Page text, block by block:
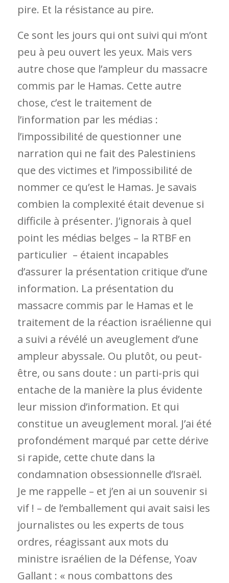
pire. Et la résistance au pire.
Ce sont les jours qui ont suivi qui m’ont
peu à peu ouvert les yeux. Mais vers
autre chose que l’ampleur du massacre
commis par le Hamas. Cette autre
chose, c’est le traitement de
l’information par les médias :
l’impossibilité de questionner une
narration qui ne fait des Palestiniens
que des victimes et l’impossibilité de
nommer ce qu’est le Hamas. Je savais
combien la complexité était devenue si
difficile à présenter. J’ignorais à quel
point les médias belges – la RTBF en
particulier – étaient incapables
d’assurer la présentation critique d’une
information. La présentation du
massacre commis par le Hamas et le
traitement de la réaction israélienne qui
a suivi a révélé un aveuglement d’une
ampleur abyssale. Ou plutôt, ou peut-
être, ou sans doute : un parti-pris qui
entache de la manière la plus évidente
leur mission d’information. Et qui
constitue un aveuglement moral. J’ai été
profondément marqué par cette dérive
si rapide, cette chute dans la
condamnation obsessionnelle d’Israël.
Je me rappelle – et j’en ai un souvenir si
vif ! – de l’emballement qui avait saisi les
journalistes ou les experts de tous
ordres, réagissant aux mots du
ministre israélien de la Défense, Yoav
Gallant : « nous combattons des